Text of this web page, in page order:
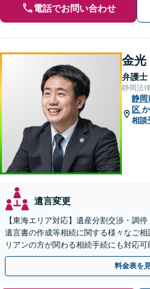
電話でお問い合わせ
金光
弁護士
静岡法
静岡
区
相談
遺言変更
【東海エリア対応】遺産分割交渉・調
遺言書の作成等相続に関する様々なご
リアンの方が関わる相続手続にも対応
決を特に意識しています。
料金表を